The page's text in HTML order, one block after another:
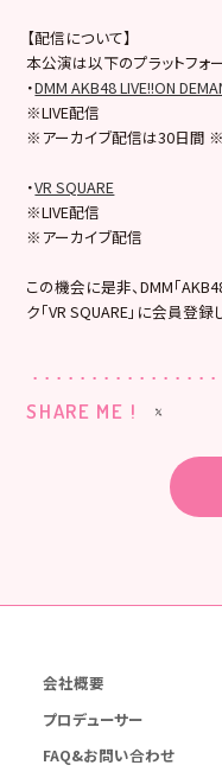
【配信について】
本公演は以下のプラットフォ
・DMM AKB48 LIVE!!ON
※LIVE配信
※アーカイブ配信は30日間
・VR SQUARE
※LIVE配信
※アーカイブ配信
この機会に是非、DMM「
ク「VR SQUARE」に会員登
SHARE ME !
会社概要
プロデューサー
FAQ&お問い合わせ